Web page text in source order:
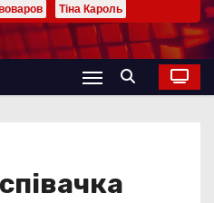
Тіна Кароль